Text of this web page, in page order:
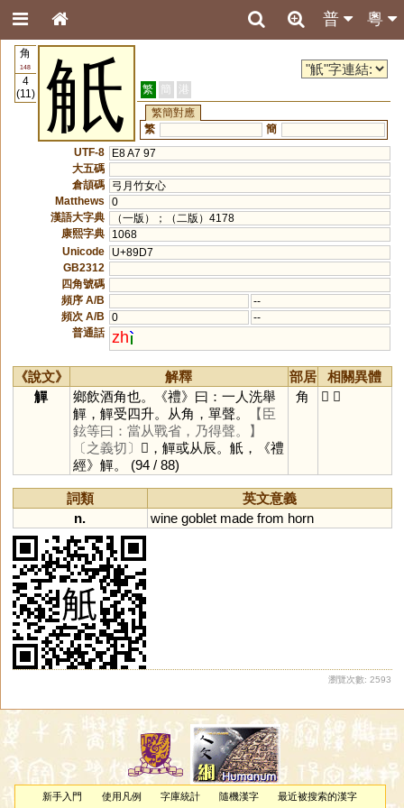
粵
普
角
148
4
(11)
觗 繁 簡
港
繁簡對應
繁
簡
UTF-8
E8 A7 97
大五碼
倉頡碼
弓月竹女心
Matthews
0
漢語大字典
（一版）；（二版）4178
康熙字典
1068
Unicode
U+89D7
GB2312
四角號碼
頻序 A/B
--
頻次 A/B
0
--
普通話 zh
《說文》 解釋 部居
相關異體
觶
鄉飲酒角也。《禮》曰：一人洗舉
觶，觶受四升。从角，單聲。
【臣
鉉等曰：當从戰省，乃得聲。】
〔之義切〕 𧣨，觶或从辰。觗，《禮
經》觶。 (94 / 88)
角 𧣨 觗
詞類
英文意義
n.
wine goblet made from horn
瀏覽次數: 2593
新手入門 使用凡例 字庫統計 隨機漢字
最近被搜索的漢字